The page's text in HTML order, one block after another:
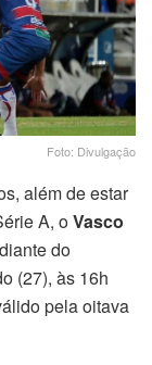
Foto: Divulgação
além de estar
A, oVasco
do
(27), às 16h
pela oitava